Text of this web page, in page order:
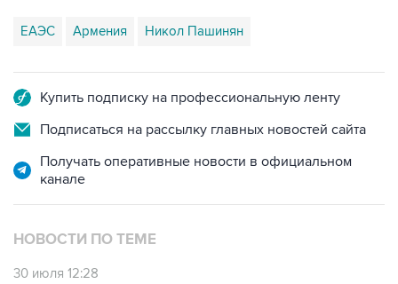
ЕАЭС Армения Никол Пашинян
Купить подписку на профессиональную ленту
Подписаться на рассылку главных новостей сайта
Получать оперативные новости в официальном
канале
НОВОСТИ ПО ТЕМЕ
30 июля 12:28